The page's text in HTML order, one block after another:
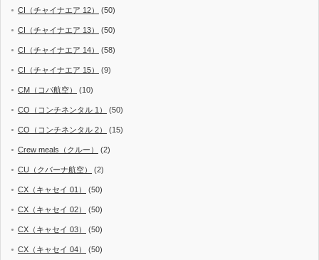
CI（チャイナエア 12） (50)
CI（チャイナエア 13） (50)
CI（チャイナエア 14） (58)
CI（チャイナエア 15） (9)
CM（コパ航空） (10)
CO（コンチネンタル 1） (50)
CO（コンチネンタル 2） (15)
Crew meals（クルー） (2)
CU（クバーナ航空） (2)
CX（キャセイ 01） (50)
CX（キャセイ 02） (50)
CX（キャセイ 03） (50)
CX（キャセイ 04） (50)